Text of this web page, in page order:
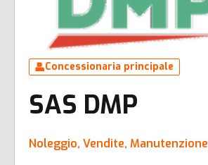
Concessionaria principale
SAS DMP
Noleggio, Vendite, Manutenzione